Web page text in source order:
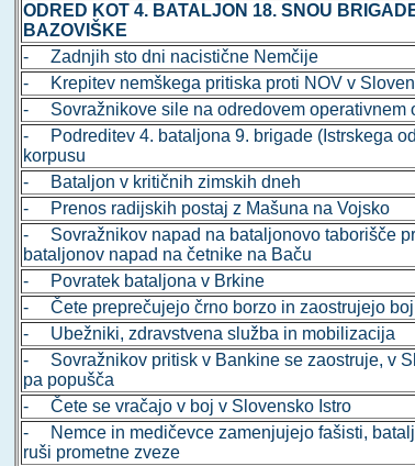
ODRED KOT 4. BATALJON 18. SNOU
BAZOVIŠKE
- Zadnjih sto dni nacistične Nemčije
- Krepitev nemškega pritiska proti NOV v
- Sovražnikove sile na odredovem operativnem
- Podreditev 4. bataljona 9. brigade (Istrskega
korpusu
- Bataljon v kritičnih zimskih dneh
- Prenos radijskih postaj z Mašuna na Vojsko
- Sovražnikov napad na bataljonovo taborišče
bataljonov napad na četnike na Baču
- Povratek bataljona v Brkine
- Čete preprečujejo črno borzo in zaostrujejo boj
- Ubežniki, zdravstvena služba in mobilizacija
- Sovražnikov pritisk v Bankine se zaostruje, v
pa popušča
- Čete se vračajo v boj v Slovensko Istro
- Nemce in medičevce zamenjujejo fašisti,
ruši prometne zveze